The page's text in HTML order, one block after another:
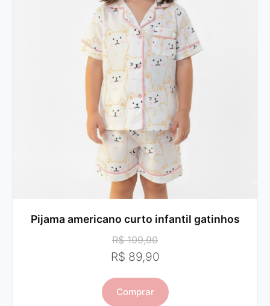
Pijama americano curto infantil gatinhos
R$ 109,90
R$ 89,90
Comprar